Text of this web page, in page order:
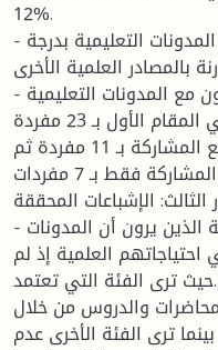
12%.
- يعتمد 70% من الطلبة على المدونات التعليمية بدرجة
بالمصادر العلمية الأخرى.
- بلغت نسبة الطلبة الذين يتفاعلون مع المدونات التعليمية
59%، سواءًا من خلال التعليقات في المقام الأول بـ 23 مفردة
من أصل 41أو التعليقات مع المشاركة بـ 11 مفردة ثم
المشاركة فقط بـ 7 مفردات .
الثالث: الإشباعات المحققة
- تساوت على العموم نسبة الطلبة الذين يرون أن المدونات
احتياجاتهم العلمية إذ لم
ترى الفئة التي تعتمد
والدروس من خلال
ترى الفئة الأخرى عدم